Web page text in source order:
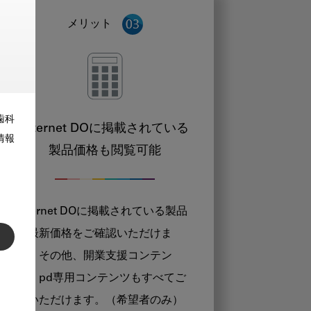
科
報
メリット
Internet DOに掲載されている
製品価格も閲覧可能
Internet DOに掲載されている製品
の最新価格をご確認いただけま
す。その他、開業支援コンテン
ツ、pd専用コンテンツもすべてご
覧いただけます。（希望者のみ）